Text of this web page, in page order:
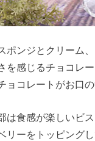
ポンジとクリーム
を感じるチョコレ
ョコレートがお口
は食感が楽しいビ
リーをトッピング